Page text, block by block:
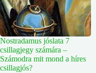
Nostradamus jóslata 7
csillagjegy számára –
Számodra mit mond a híres
csillagjós?